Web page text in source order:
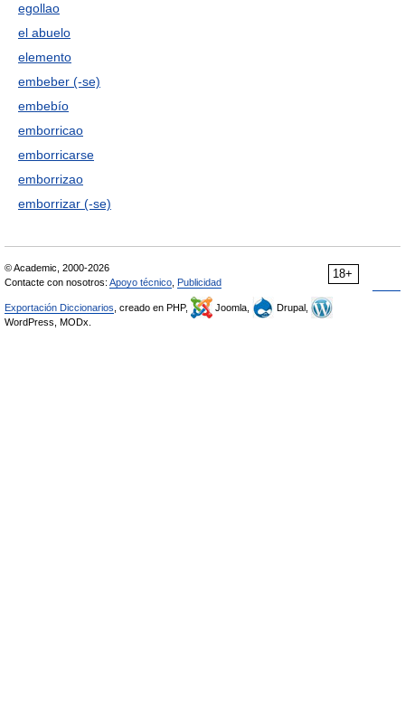
egollao
el abuelo
elemento
embeber (-se)
embebío
emborricao
emborricarse
emborrizao
emborrizar (-se)
18+
© Academic, 2000-2026
Contacte con nosotros: Apoyo técnico Publicidad
Exportación Diccionarios , creado en PHP, Joomla,
Drupal,
WordPress, MODx.